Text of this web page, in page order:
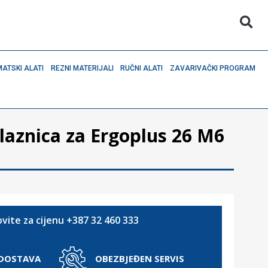
ALATI REZNI MATERIJALI RUČNI ALATI ZAVARIVAČKI PROGRAM
za Ergoplus 26 M6
za cijenu +387 32 460 333
OBEZBJEĐEN SERVIS